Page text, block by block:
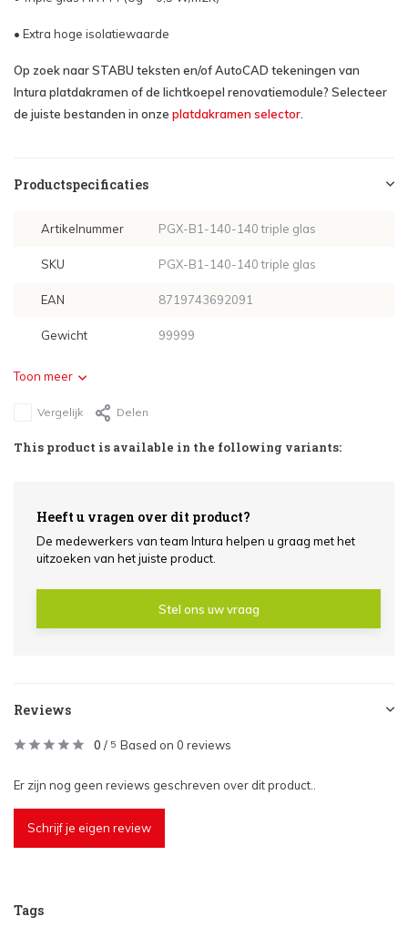
• Extra hoge isolatiewaarde
Op zoek naar STABU teksten en/of AutoCAD tekeningen van
Intura platdakramen of de lichtkoepel renovatiemodule? Selecteer
de juiste bestanden in onze platdakramen selector
Productspecificaties
Artikelnummer PGX-B1-140-140 triple glas
SKU PGX-B1-140-140 triple glas
EAN 8719743692091
Gewicht 99999
Toon meer
Vergelijk Delen
This product is available in the following variants:
Heeft u vragen over dit product?
De medewerkers van team Intura helpen u graag met het
uitzoeken van het juiste product.
Stel ons uw vraag
Reviews
0 / 5 Based on 0 reviews
Er zijn nog geen reviews geschreven over dit product..
Schrijf je eigen review
Tags